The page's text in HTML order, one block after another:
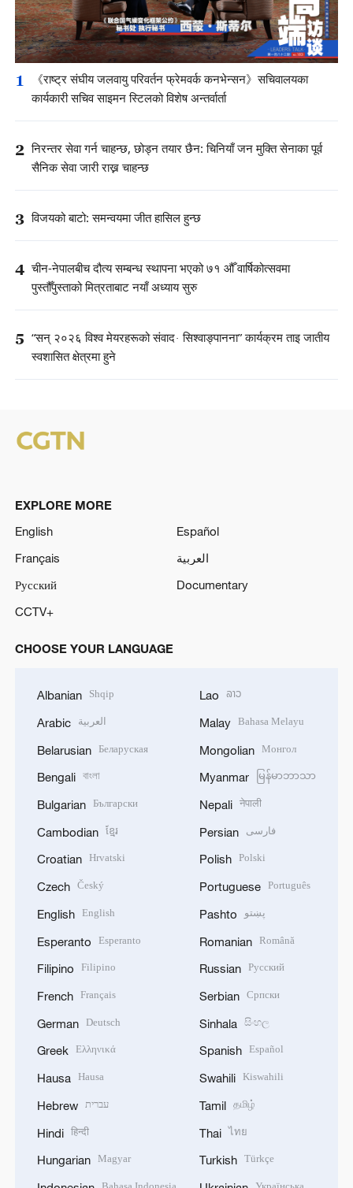
1
《राष्ट्र संघीय जलवायु परिवर्तन फ्रेमवर्क कनभेन्सन》सचिवालयका
कार्यकारी सचिव साइमन स्टिलको विशेष अन्तर्वार्ता
2 निरन्तर सेवा गर्न चाहन्छ, छोड्न तयार छैन: चिनियाँ जन मुक्ति सेनाका पूर्व
सैनिक सेवा जारी राख्न चाहन्छ
3 विजयको बाटो: समन्वयमा जीत हासिल हुन्छ
4 चीन-नेपालबीच दौत्य सम्बन्ध स्थापना भएको ७१ औँ वार्षिकोत्सवमा
पुस्तौँपुस्ताको मित्रताबाट नयाँ अध्याय सुरु
5 “सन् २०२६ विश्व मेयरहरूको संवाद· सिश्वाङ्पानना” कार्यक्रम ताइ जातीय
स्वशासित क्षेत्रमा हुने
EXPLORE MORE
English
Español
Français
العربية
Русский
Documentary
CCTV+
CHOOSE YOUR LANGUAGE
Albanian Shqip
Arabic العربية
Belarusian Беларуская
Bengali বাংলা
Bulgarian Български
Cambodian ខ្មែរ
Croatian Hrvatski
Czech Český
English English
Esperanto Esperanto
Filipino Filipino
French Français
German Deutsch
Greek Ελληνικά
Hausa Hausa
Hebrew עברית
Hindi हिन्दी
Hungarian Magyar
Lao ລາວ
Malay Bahasa Melayu
Mongolian Монгол
Myanmar မြန်မာဘာသာ
Nepali नेपाली
Persian فارسی
Polish Polski
Portuguese Português
Pashto پښتو
Romanian Română
Russian Русский
Serbian Српски
Sinhala සිංහල
Spanish Español
Swahili Kiswahili
Tamil தமிழ்
Thai ไทย
Turkish Türkçe